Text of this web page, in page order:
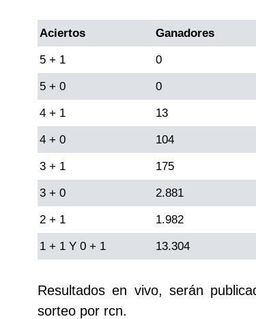
Antioqueñita Día
Antioqueñita Tarde
Astro Luna
Cafeterito Tarde
Cafeterito Noche
Aciertos Ganadores
5 + 1 0
5 + 0 0
4 + 1 13
4 + 0 104
3 + 1 175
3 + 0 2.881
2 + 1 1.982
1 + 1 Y 0 + 1 13.304
Resultados en vivo, serán
sorteo por rcn.